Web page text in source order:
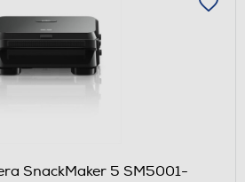
SnackMaker 5 SM5001-